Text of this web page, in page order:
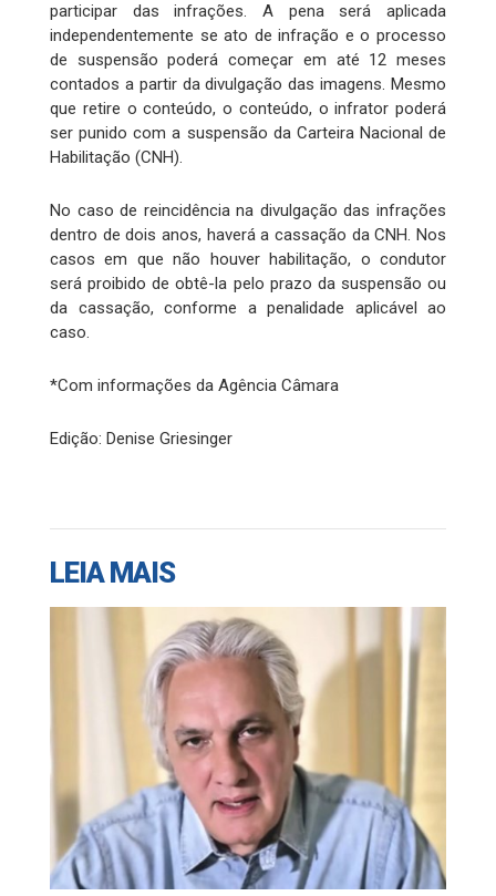
participar das infrações. A pena será aplicada
independentemente se ato de infração e o processo
de suspensão poderá começar em até 12 meses
contados a partir da divulgação das imagens. Mesmo
que retire o conteúdo, o conteúdo, o infrator poderá
ser punido com a suspensão da Carteira Nacional de
Habilitação (CNH).
No caso de reincidência na divulgação das infrações
dentro de dois anos, haverá a cassação da CNH. Nos
casos em que não houver habilitação, o condutor
será proibido de obtê-la pelo prazo da suspensão ou
da cassação, conforme a penalidade aplicável ao
caso.
*Com informações da Agência Câmara
Edição: Denise Griesinger
LEIA MAIS